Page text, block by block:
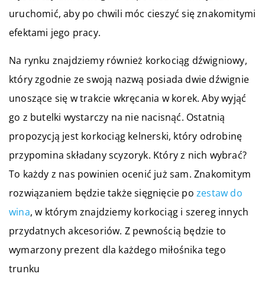
uruchomić, aby po chwili móc cieszyć się znakomitymi
efektami jego pracy.
Na rynku znajdziemy również korkociąg dźwigniowy,
który zgodnie ze swoją nazwą posiada dwie dźwignie
unoszące się w trakcie wkręcania w korek. Aby wyjąć
go z butelki wystarczy na nie nacisnąć. Ostatnią
propozycją jest korkociąg kelnerski, który odrobinę
przypomina składany scyzoryk. Który z nich wybrać?
To każdy z nas powinien ocenić już sam. Znakomitym
rozwiązaniem będzie także sięgnięcie pozestaw do
wina, w którym znajdziemy korkociąg i szereg innych
przydatnych akcesoriów. Z pewnością będzie to
wymarzony prezent dla każdego miłośnika tego
trunku